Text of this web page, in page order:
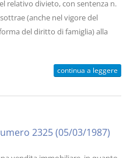
relativo divieto, con sentenza n.
(anche nel vigore del
del diritto di famiglia) alla
continua a leggere
2325 (05/03/1987)